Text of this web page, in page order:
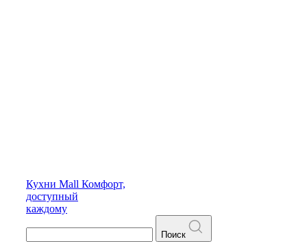
Кухни Mall Комфорт,
доступный
каждому
Поиск